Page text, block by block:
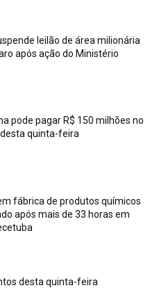
leilão de área milionária
após ação do Ministério
pode pagar R$ 150 milhões no
quinta-feira
fábrica de produtos químicos
após mais de 33 horas em
desta quinta-feira